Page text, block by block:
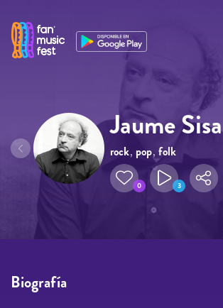
Jaume Sisa
rock, pop, folk
0 3
Biografía